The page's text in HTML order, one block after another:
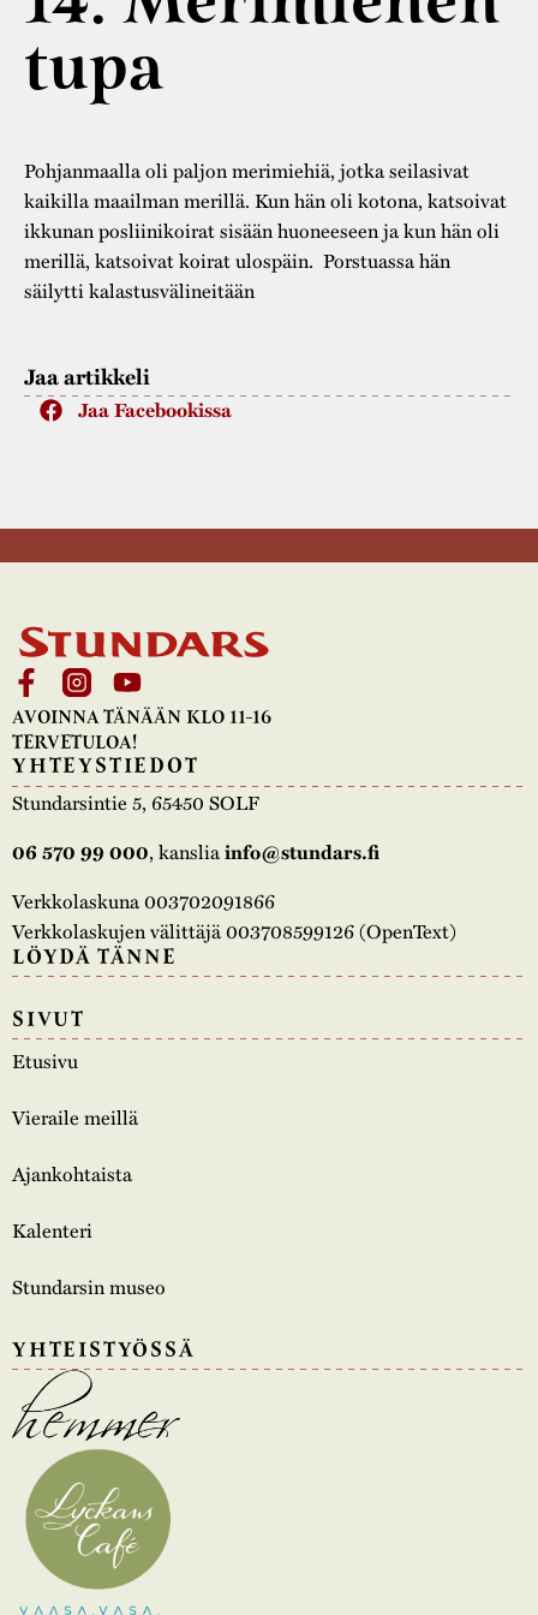
Vaellusreitti
Turvallisuus
Yhteystiedot
Varaa tilat
Rakennukset
Museopedagogiikka
Käsityö
YSTÄVÄT
Vuoden Gunnar
Jaa artikkeli
Jaa Facebookissa
tupa
Pohjanmaalla oli paljon merimiehiä, jotka seilasivat
kaikilla maailman merillä. Kun hän oli kotona, katsoivat
ikkunan posliinikoirat sisään huoneeseen ja kun hän oli
merillä, katsoivat koirat ulospäin. Porstuassa hän
säilytti kalastusvälineitään
AVOINNA TÄNÄÄN KLO 11-16
TERVETULOA!
YHTEYSTIEDOT
Stundarsintie 5, 65450 SOLF
06 570 99 000, kansliainfo@stundars.fi
Verkkolaskuna 003702091866
Verkkolaskujen välittäjä 003708599126 (OpenText)
LÖYDÄ TÄNNE
SIVUT
Etusivu
Vieraile meillä
Ajankohtaista
Kalenteri
Stundarsin museo
YHTEISTYÖSSÄ